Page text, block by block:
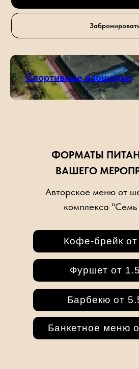
Спортивные площадки
Авторское меню от
комплекса
Банкетное меню
Барбекю от
Фуршет от
Кофе-брейк
ФОРМАТЫ
ВАШЕГО